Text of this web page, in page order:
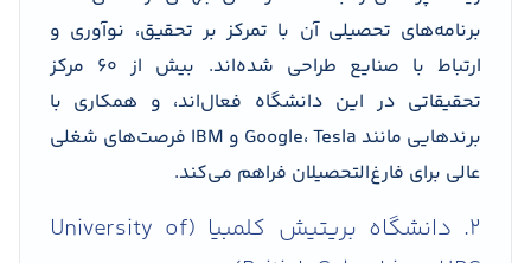
برنامه‌های تحصیلی آن با تمرکز بر تحقیق، نوآوری و
ارتباط با صنایع طراحی شده‌اند. بیش از 60 مرکز
تحقیقاتی در این دانشگاه فعال‌اند، و همکاری با
برندهایی مانند Google، Tesla و IBM فرصت‌های شغلی
عالی برای فارغ‌التحصیلان فراهم می‌کند.
2. دانشگاه بریتیش کلمبیا (University of